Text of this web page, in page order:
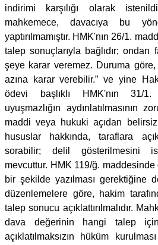
indirimi karşılığı olarak
mahkemece, davacıya bu
yaptırılmamıştır. HMK'nın 26/1.
talep sonuçlarıyla bağlıdır; ondan
şeye karar veremez. Duruma
azına karar verebilir.” ve yine
ödevi başlıklı HMK'nın 31/1.
uyuşmazlığın aydınlatılmasının
maddi veya hukuki açıdan
hususlar hakkında, taraflara
sorabilir; delil gösterilmesini
mevcuttur. HMK 119/ğ.
bir şekilde yazılması gerektiğine
düzenlemelere göre, hakim
talep sonucu açıklattırılmalıdır.
dava değerinin hangi talep
açıklatılmaksızın hüküm